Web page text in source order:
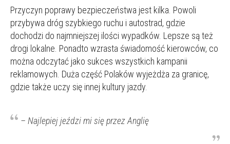
Przyczyn poprawy bezpieczeństwa jest kilka. Powoli
przybywa dróg szybkiego ruchu i autostrad, gdzie
dochodzi do najmniejszej ilości wypadków. Lepsze są też
drogi lokalne. Ponadto wzrasta świadomość kierowców, co
można odczytać jako sukces wszystkich kampanii
reklamowych. Duża część Polaków wyjeżdża za granicę,
gdzie także uczy się innej kultury jazdy.
– Najlepiej jeździ mi się przez Anglię